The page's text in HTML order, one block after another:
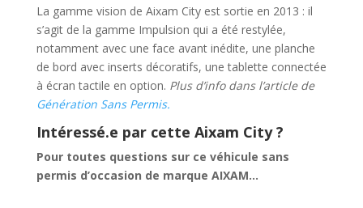
La gamme vision de Aixam City est sortie en 2013 : il
s’agit de la gamme Impulsion qui a été restylée,
notamment avec une face avant inédite, une planche
de bord avec inserts décoratifs, une tablette connectée
à écran tactile en option. Plus d’info dans l’article de
Génération Sans Permis.
Intéressé.e par cette Aixam City ?
Pour toutes questions sur ce véhicule sans
permis d’occasion de marque AIXAM…